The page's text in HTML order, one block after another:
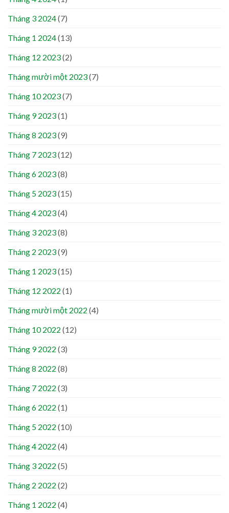
Tháng 3 2024(7)
Tháng 1 2024(13)
Tháng 12 2023(2)
Tháng mười một 2023(7)
Tháng 10 2023(7)
Tháng 9 2023(1)
Tháng 8 2023(9)
Tháng 7 2023(12)
Tháng 6 2023(8)
Tháng 5 2023(15)
Tháng 4 2023(4)
Tháng 3 2023(8)
Tháng 2 2023(9)
Tháng 1 2023(15)
Tháng 12 2022 (1)
Tháng mười một 2022 (4)
Tháng 10 2022 (12)
Tháng 9 2022 (3)
Tháng 8 2022 (8)
Tháng 7 2022 (3)
Tháng 6 2022 (1)
Tháng 5 2022 (10)
Tháng 4 2022 (4)
Tháng 3 2022 (5)
Tháng 2 2022 (2)
Tháng 1 2022 (4)